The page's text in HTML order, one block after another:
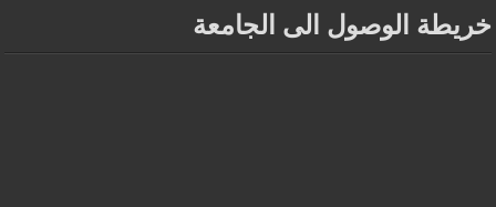
خريطة الوصول الى الجامعة